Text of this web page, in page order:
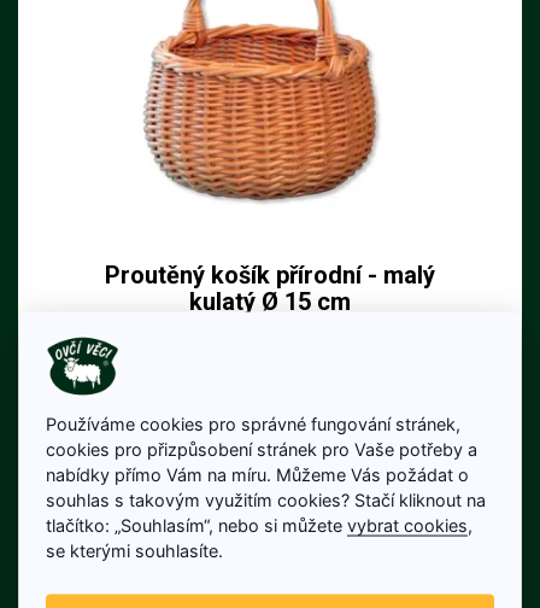
Proutěný košík přírodní - malý
kulatý Ø 15 cm
Rozměr: Ø 15 cm, výška 10 cm, výška po
Cena bez DPH: 206 Kč
Na skladě
Detail produktu
Používáme cookies pro správné fungování stránek,
cookies pro přizpůsobení stránek pro Vaše potřeby a
nabídky přímo Vám na míru. Můžeme Vás požádat o
souhlas s takovým využitím cookies? Stačí kliknout na
tlačítko: „Souhlasím“, nebo si můžetevybrat cookies
se kterými souhlasíte.